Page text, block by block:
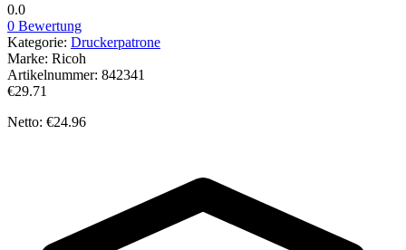
0.0
0 Bewertung
Kategorie: Druckerpatrone
Marke: Ricoh
Artikelnummer: 842341
€29.71
Netto: €24.96